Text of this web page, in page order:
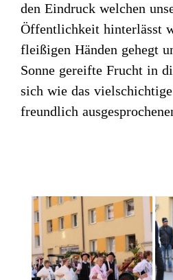
den Eindruck welchen
Öffentlichkeit hinterlässt
fleißigen Händen gehegt
Sonne gereifte Frucht in
sich wie das
freundlich